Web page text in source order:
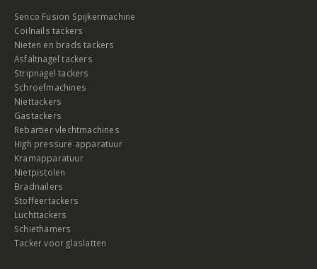
Senco Fusion Spijkermachine
Coilnails tackers
Nieten en brads tackers
Asfaltnagel tackers
Stripnagel tackers
Schroefmachines
Niettackers
Gastackers
Rebartier vlechtmachines
High pressure apparatuur
Kramapparatuur
Nietpistolen
Bradnailers
Stoffeertackers
Luchttackers
Schiethamers
Tacker voor glaslatten